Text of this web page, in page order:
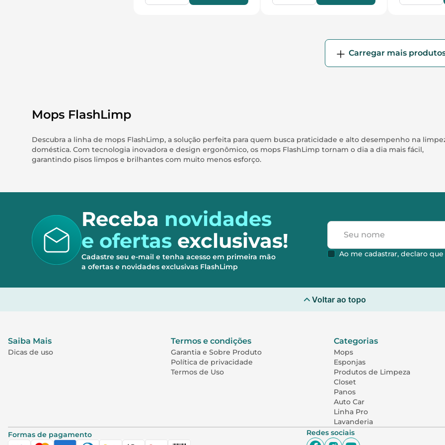
Mops FlashLimp
Descubra a linha de mops FlashLimp, a solução perfeita para quem busca praticidade e alto desempenho na
doméstica. Com tecnologia inovadora e design ergonômico, os mops FlashLimp tornam o dia a dia mais fácil,
garantindo pisos limpos e brilhantes com muito menos esforço.
Receba novidades
e ofertas exclusivas!
Cadastre seu e-mail e tenha acesso em primeira mão
a ofertas e novidades exclusivas FlashLimp
Ao me cadastrar, declaro
Voltar ao topo
Saiba Mais
Dicas de uso
Termos e condições
Garantia e Sobre Produto
Política de privacidade
Termos de Uso
Categorias
Mops
Esponjas
Produtos de Limpeza
Closet
Panos
Auto Car
Linha Pro
Lavanderia
Formas de pagamento
Redes sociais